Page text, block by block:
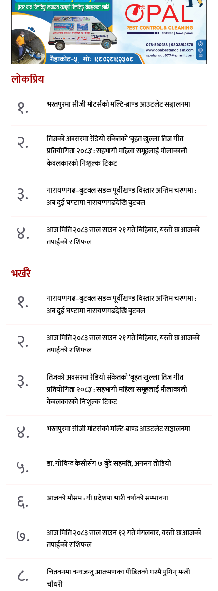
लोकप्रिय
१. भरतपुरमा सीजी मोटर्सको मल्टि-ब्राण्ड आउटलेट सञ्चालनमा
२.
तिजको अवसरमा रेडियो संकेतको ‘बृहत खुल्ला तिज गीत
प्रतियोगिता २०८३’ : सहभागी महिला समूहलाई मौलाकाली
केवलकारको निःशुल्क टिकट
३.
नारायणगढ–बुटवल सडक पूर्वीखण्ड विस्तार अन्तिम चरणमा :
अब दुई घण्टामा नारायणगढदेखि बुटवल
४.
आज मिति २०८३ साल साउन २१ गते बिहिबार, यस्तो छ आजको
तपाईको राशिफल
भर्खरै
१.
नारायणगढ–बुटवल सडक पूर्वीखण्ड विस्तार अन्तिम चरणमा :
अब दुई घण्टामा नारायणगढदेखि बुटवल
२.
आज मिति २०८३ साल साउन २१ गते बिहिबार, यस्तो छ आजको
तपाईको राशिफल
३.
तिजको अवसरमा रेडियो संकेतको ‘बृहत खुल्ला तिज गीत
प्रतियोगिता २०८३’ : सहभागी महिला समूहलाई मौलाकाली
केवलकारको निःशुल्क टिकट
४. भरतपुरमा सीजी मोटर्सको मल्टि-ब्राण्ड आउटलेट सञ्चालनमा
५. डा. गोविन्द केसीसँग ७ बुँदे सहमति, अनसन तोडियो
६. आजको मौसम : यी प्रदेशमा भारी वर्षाको सम्भावना
७.
आज मिति २०८३ साल साउन १२ गते मंगलबार, यस्तो छ आजको
तपाईको राशिफल
८.
चितवनमा वन्यजन्तु आक्रमणका पीडितको घरमै पुगिन् मन्त्री
चौधरी